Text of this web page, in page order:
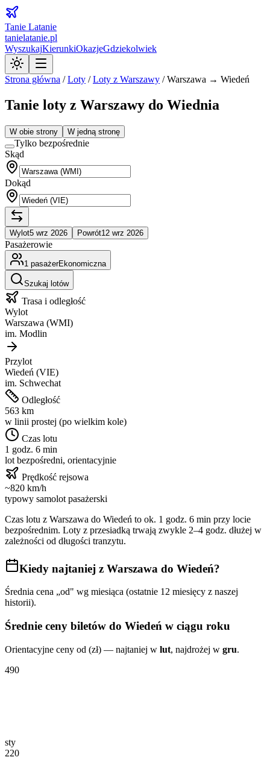
Tanie Latanie
tanielatanie.pl
WyszukajKierunkiOkazjeGdziekolwiek
Strona główna /Loty /Loty z Warszawy /Warszawa → Wiedeń
Tanie loty z Warszawy do Wiednia
W obie strony W jedną stronę
Tylko bezpośrednie
Skąd
Dokąd
Wylot5 wrz 2026 Powrót12 wrz 2026
Pasażerowie
1 pasażerEkonomiczna
Szukaj lotów
Trasa i odległość
Wylot
Warszawa (WMI)
im. Modlin
Przylot
Wiedeń (VIE)
im. Schwechat
Odległość
563 km
w linii prostej (po wielkim kole)
Czas lotu
1 godz. 6 min
lot bezpośredni, orientacyjnie
Prędkość rejsowa
~820 km/h
typowy samolot pasażerski
Czas lotu z Warszawa do Wiedeń to ok. 1 godz. 6 min przy locie
bezpośrednim. Loty z przesiadką trwają zwykle 2–4 godz. dłużej w
zależności od długości tranzytu.
Kiedy najtaniej z Warszawa do Wiedeń?
Średnia cena „od" wg miesiąca (ostatnie 12 miesięcy z naszej
historii).
Średnie ceny biletów do Wiedeń w ciągu roku
Orientacyjne ceny od (zł) — najtaniej w lut, najdrożej w gru.
490
sty
220